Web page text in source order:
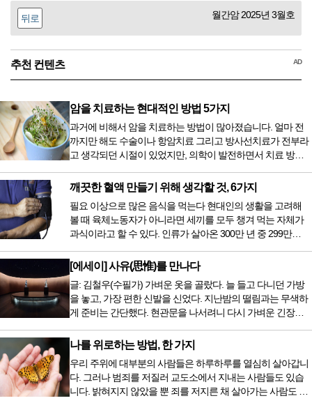
뒤로 월간암 2025년 3월호
추천 컨텐츠 AD
암을 치료하는 현대적인 방법 5가지
과거에 비해서 암을 치료하는 방법이 많아졌습니다. 얼마 전
까지만 해도 수술이나 항암치료 그리고 방사선치료가 전부라
고 생각되던 시절이 있었지만, 의학이 발전하면서 치료 방법
오면서 암을 치료하는 방법이 하나 더 추가되었습니다. 중입
자 치료를 받기 위해서는 일본이나 독일 등 중입자 치료기가
있는 나라에 가서 힘들게 치료받았지만 얼마 전 국내 도입 후
전립선암 환자를 시작으로 중입자 치료기가 가동되었습니다.
치료 범위가 한정되어 모든 암 환자가 중입자 치료를 받을 수
는 없지만 치료...
깨끗한 혈액 만들기 위해 생각할 것, 6가지
필요 이상으로 많은 음식을 먹는다 현대인의 생활을 고려해
볼 때 육체노동자가 아니라면 세끼를 모두 챙겨 먹는 자체가
과식이라고 할 수 있다. 인류가 살아온 300만 년 중 299만
저녁을 습관적으로 음식을 섭취한다. 게다가 밤늦은 시간까지
음식을 먹거나, 아침에 식욕이 없는데도 ‘아침을 먹어야 하루
가 활기차다’라는 이야기에 사로잡혀 억지로 먹는 경우가 많
다. 식욕이 없다는 느낌은 본능이 보내는 신호다. 즉 먹어도 소
화할 힘이 없다거나 더 이상 먹으면 혈액 안에 잉여물...
[에세이] 사유(思惟)를 만나다
글: 김철우(수필가) 가벼운 옷을 골랐다. 늘 들고 다니던 가방
을 놓고, 가장 편한 신발을 신었다. 지난밤의 떨림과는 무색하
게 준비는 간단했다. 현관문을 나서려니 다시 가벼운 긴장감
막이 열리기 전. 그 특유의 무대 냄새를 맡았을 때의 긴장감 같
은 것이었다. 두 금동 미륵 반가사유상을 만나러 가는 길은 그
렇게 시작됐다. 두 반가사유상을 알게 된 것은 몇 해 전이었다.
잡지의 발행인으로 독자에게 선보일 좋은 콘텐츠를 고민하던
중 우리 문화재를 하나씩 소개하고자...
나를 위로하는 방법, 한 가지
우리 주위에 대부분의 사람들은 하루하루를 열심히 살아갑니
다. 그러나 범죄를 저질러 교도소에서 지내는 사람들도 있습
니다. 밝혀지지 않았을 뿐 죄를 저지른 채 살아가는 사람도 있